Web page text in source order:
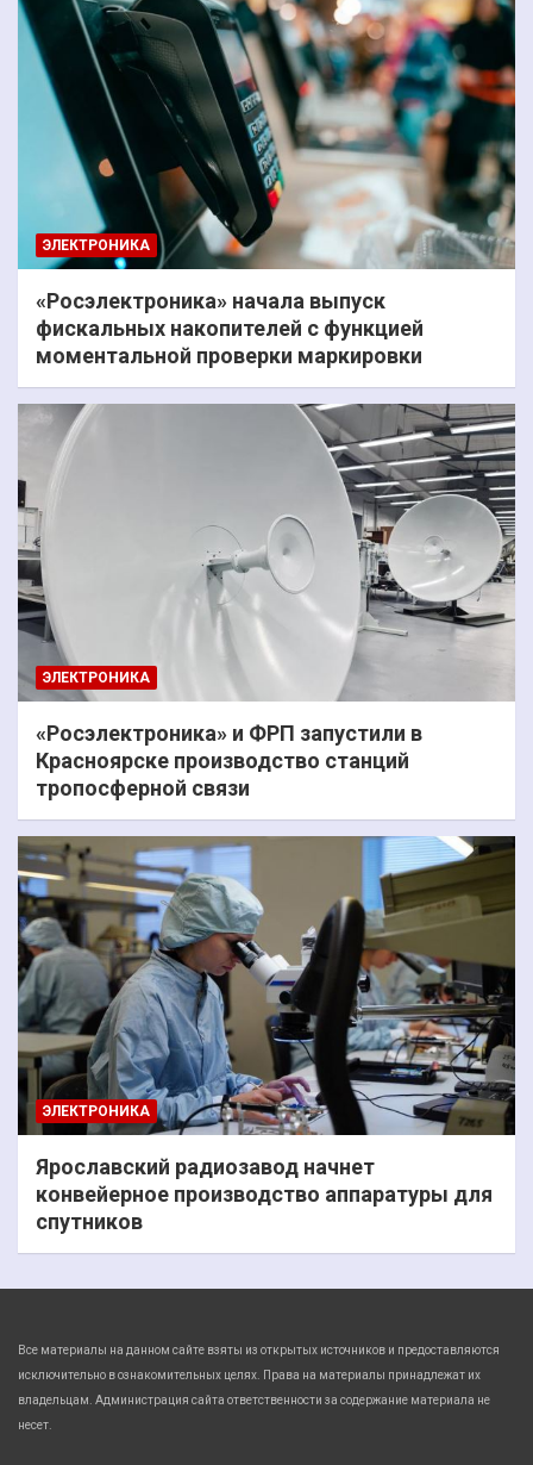
ЭЛЕКТРОНИКА
«Росэлектроника» начала выпуск
фискальных накопителей с функцией
моментальной проверки маркировки
ЭЛЕКТРОНИКА
«Росэлектроника» и ФРП запустили в
Красноярске производство станций
тропосферной связи
ЭЛЕКТРОНИКА
Ярославский радиозавод начнет
конвейерное производство аппаратуры для
спутников
Все материалы на данном сайте взяты из открытых источников и предоставляются
исключительно в ознакомительных целях. Права на материалы принадлежат их
владельцам. Администрация сайта ответственности за содержание материала не
несет.